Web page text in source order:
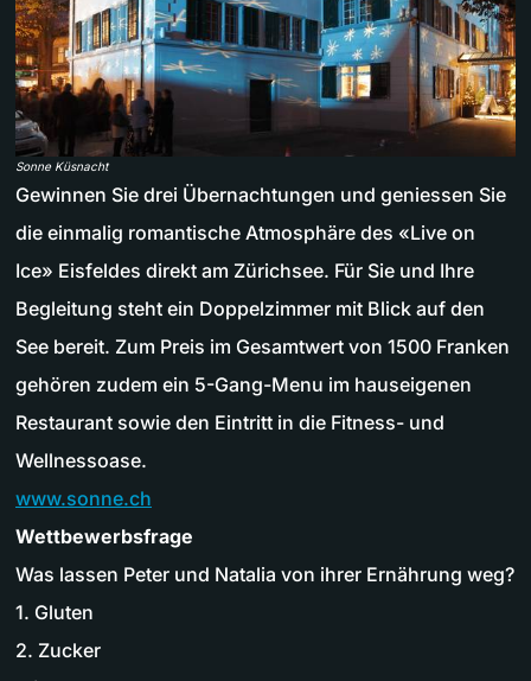
Sonne Küsnacht
Gewinnen Sie drei Übernachtungen und geniessen Sie
die einmalig romantische Atmosphäre des «Live on
Ice» Eisfeldes direkt am Zürichsee. Für Sie und Ihre
Begleitung steht ein Doppelzimmer mit Blick auf den
See bereit. Zum Preis im Gesamtwert von 1500 Franken
gehören zudem ein 5-Gang-Menu im hauseigenen
Restaurant sowie den Eintritt in die Fitness- und
Wellnessoase.
www.sonne.ch
Wettbewerbsfrage
Was lassen Peter und Natalia von ihrer Ernährung weg?
1. Gluten
2. Zucker